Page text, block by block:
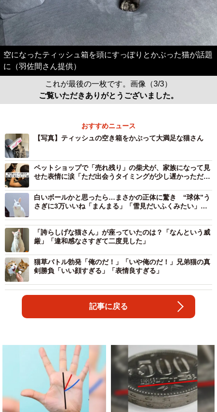
空になったティッシュ箱を頭にすっぽりとかぶった猫が話題
に（羽佐間さん提供）
これが最後の一枚です。画像（3/3）
ご覧いただきありがとうございました。
おすすめニュース
【写真】ティッシュの空き箱をかぶって大満足な猫さん
ペットショップで「売れ残り」の柴犬が、家族になって見
せた表情に涙「ただ出会うタイミングが少し遅かっただ
白いボールかと思ったら…まさかの正体に驚き “球体”う
さぎに3万いいね「まんまる」「雪見だいふくみたい」
「誇らしげな猫さん」が座っていたのは？「なんという威
厳」「違和感なさすぎて二度見した」
猫草バトル勃発「俺のだ！」「いや俺のだ！」兄弟猫の真
剣勝負「いい顔すぎる」「表情良すぎる」
記事に戻る